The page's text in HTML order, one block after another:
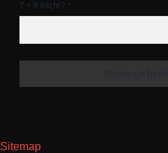
7 + 8 kaçtır? *
Sitemap